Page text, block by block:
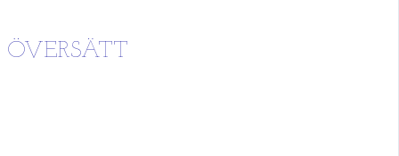
ÖVERSÄTT